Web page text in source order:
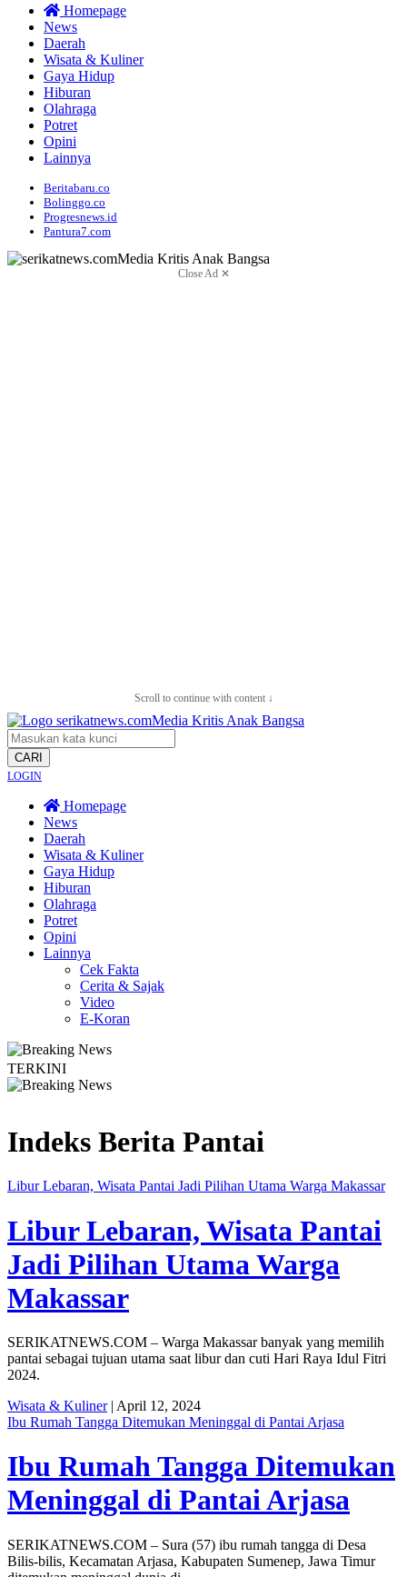
Homepage
News
Daerah
Wisata & Kuliner
Gaya Hidup
Hiburan
Olahraga
Potret
Opini
Lainnya
Beritabaru.co
Bolinggo.co
Progresnews.id
Pantura7.com
Close Ad ✕
Scroll to continue with content ↓
CARI
LOGIN
Homepage
News
Daerah
Wisata & Kuliner
Gaya Hidup
Hiburan
Olahraga
Potret
Opini
Lainnya
Cek Fakta
Cerita & Sajak
Video
E-Koran
TERKINI
Indeks Berita Pantai
Libur Lebaran, Wisata Pantai Jadi Pilihan Utama Warga Makassar
Libur Lebaran, Wisata Pantai
Jadi Pilihan Utama Warga
Makassar
SERIKATNEWS.COM – Warga Makassar banyak yang memilih
pantai sebagai tujuan utama saat libur dan cuti Hari Raya Idul Fitri
2024.
Wisata & Kuliner| April 12, 2024
Ibu Rumah Tangga Ditemukan Meninggal di Pantai Arjasa
Ibu Rumah Tangga Ditemukan
Meninggal di Pantai Arjasa
SERIKATNEWS.COM – Sura (57) ibu rumah tangga di Desa
Bilis-bilis, Kecamatan Arjasa, Kabupaten Sumenep, Jawa Timur